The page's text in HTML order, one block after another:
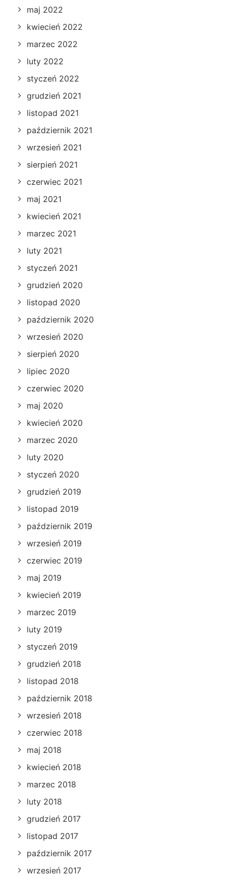
maj 2022
kwiecień 2022
marzec 2022
luty 2022
styczeń 2022
grudzień 2021
listopad 2021
październik 2021
wrzesień 2021
sierpień 2021
czerwiec 2021
maj 2021
kwiecień 2021
marzec 2021
luty 2021
styczeń 2021
grudzień 2020
listopad 2020
październik 2020
wrzesień 2020
sierpień 2020
lipiec 2020
czerwiec 2020
maj 2020
kwiecień 2020
marzec 2020
luty 2020
styczeń 2020
grudzień 2019
listopad 2019
październik 2019
wrzesień 2019
czerwiec 2019
maj 2019
kwiecień 2019
marzec 2019
luty 2019
styczeń 2019
grudzień 2018
listopad 2018
październik 2018
wrzesień 2018
czerwiec 2018
maj 2018
kwiecień 2018
marzec 2018
luty 2018
grudzień 2017
listopad 2017
październik 2017
wrzesień 2017